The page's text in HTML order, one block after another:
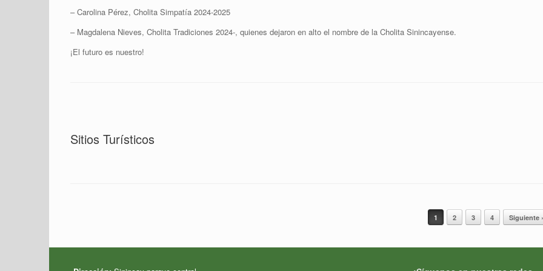
– Carolina Pérez, Cholita Simpatía 2024-2025
– Magdalena Nieves, Cholita Tradiciones 2024-, quienes dejaron en alto el nombre de la Cholita Sinincayense.
¡El futuro es nuestro!
Sitios Turísticos
1 2 3 4 Siguiente